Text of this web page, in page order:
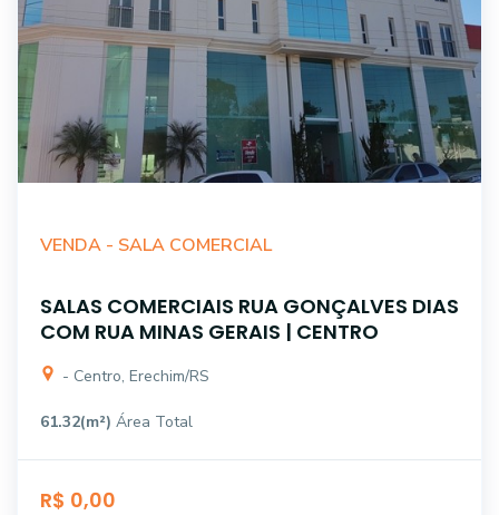
VENDA - SALA COMERCIAL
SALAS COMERCIAIS RUA GONÇALVES DIAS
COM RUA MINAS GERAIS | CENTRO
- Centro, Erechim/RS
61.32(m²) Área Total
R$ 0,00